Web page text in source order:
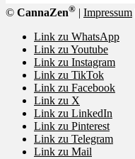
© CannaZen® | Impressum
Link zu WhatsApp
Link zu Youtube
Link zu Instagram
Link zu TikTok
Link zu Facebook
Link zu X
Link zu LinkedIn
Link zu Pinterest
Link zu Telegram
Link zu Mail